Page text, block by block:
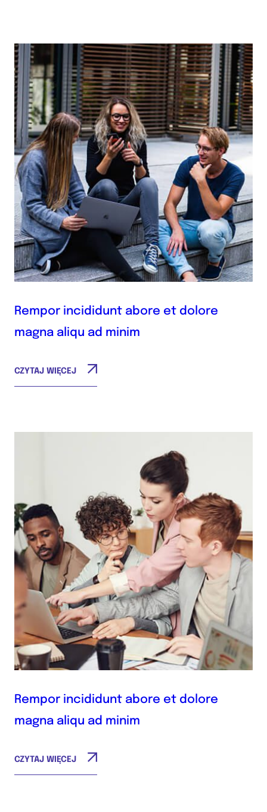
Rempor incididunt abore et dolore
magna aliqu ad minim
CZYTAJ WIĘCEJ
Rempor incididunt abore et dolore
magna aliqu ad minim
CZYTAJ WIĘCEJ